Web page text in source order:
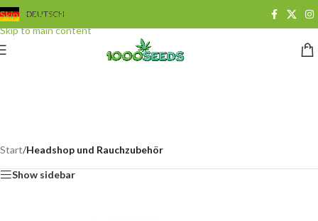
Skip to navigation
Skip to main content
DEUTSCH
Start/Headshop und Rauchzubehör
Show sidebar